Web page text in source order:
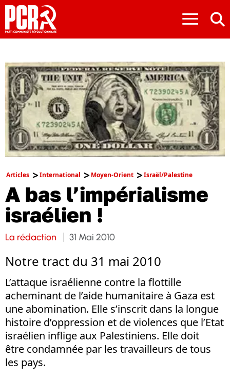
≡
Articles International Moyen-Orient Israël/Palestine
A bas l’impérialisme
israélien !
La rédaction 31 Mai 2010
Notre tract du 31 mai 2010
L’attaque israélienne contre la flottille
acheminant de l’aide humanitaire à Gaza est
une abomination. Elle s’inscrit dans la longue
histoire d’oppression et de violences que l’Etat
israélien inflige aux Palestiniens. Elle doit
être condamnée par les travailleurs de tous
les pays.